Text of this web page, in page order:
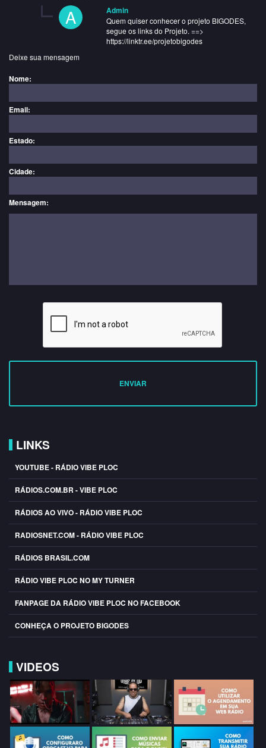
A Admin
Quem quiser conhecer o projeto BIGODES,
segue os links do Projeto. ==>
https://linktr.ee/projetobigodes
Deixe sua mensagem
Nome:
Email:
Estado:
Cidade:
Mensagem:
ENVIAR
LINKS
YOUTUBE - RÁDIO VIBE PLOC
RÁDIOS.COM.BR - VIBE PLOC
RÁDIOS AO VIVO - RÁDIO VIBE PLOC
RADIOSNET.COM - RÁDIO VIBE PLOC
RÁDIOS BRASIL.COM
RÁDIO VIBE PLOC NO MY TURNER
FANPAGE DA RÁDIO VIBE PLOC NO FACEBOOK
CONHEÇA O PROJETO BIGODES
VIDEOS